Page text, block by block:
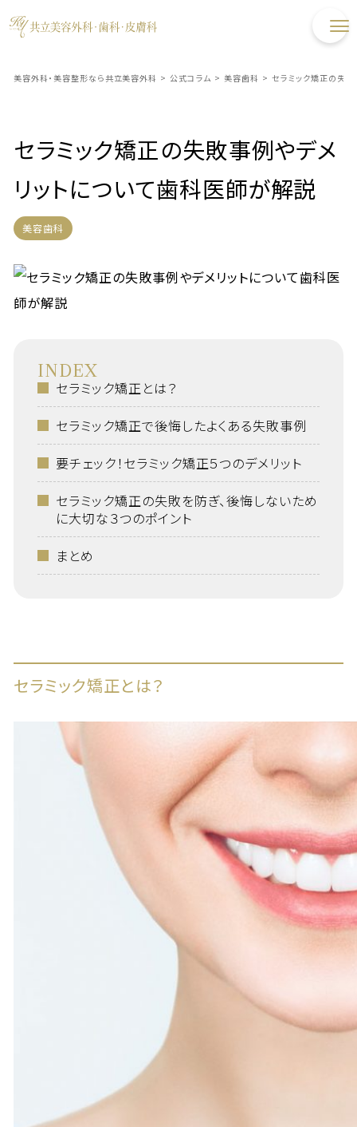
美容外科・美容整形なら共立美容外科 > 公式コラム > 美容歯科 > セラミック矯正の失
セラミック矯正の失敗事例やデメ
リットについて歯科医師が解説
美容歯科
INDEX
セラミック矯正とは？
セラミック矯正で後悔したよくある失敗事例
要チェック！セラミック矯正５つのデメリット
セラミック矯正の失敗を防ぎ、後悔しないため
に大切な３つのポイント
まとめ
セラミック矯正とは？